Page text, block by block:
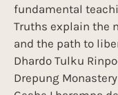
fundamental
Truths explain the
and the path to
Dhardo Tulku
Drepung